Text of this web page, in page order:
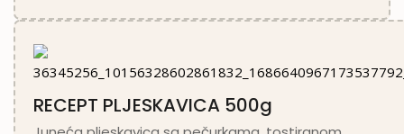
RECEPT PLJESKAVICA 500g